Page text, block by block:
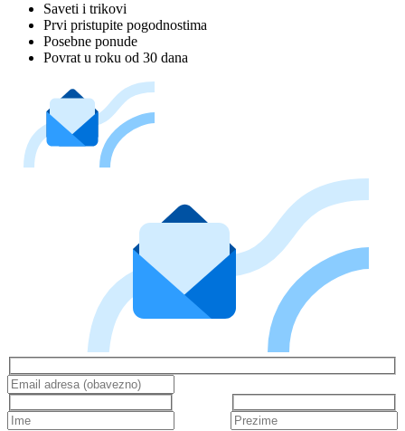
Saveti i trikovi
Prvi pristupite pogodnostima
Posebne ponude
Povrat u roku od 30 dana